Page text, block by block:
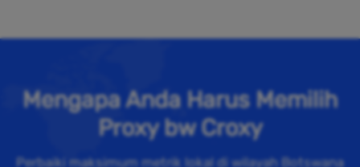
Mengapa Anda Harus Memilih
Proxy bw Croxy
Perbaiki maksimum metrik lokal di wilayah Botswana